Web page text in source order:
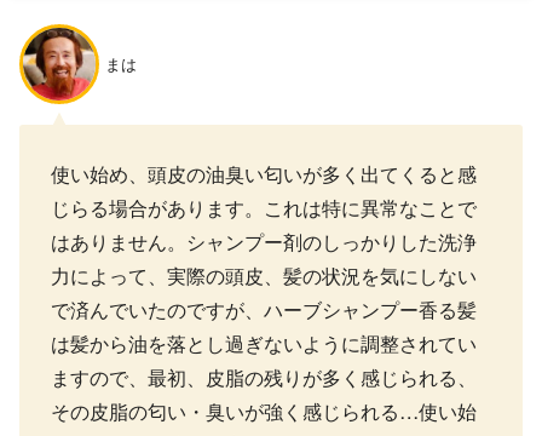
まは
使い始め、頭皮の油臭い匂いが多く出てくると感
じらる場合があります。これは特に異常なことで
はありません。シャンプー剤のしっかりした洗浄
力によって、実際の頭皮、髪の状況を気にしない
で済んでいたのですが、ハーブシャンプー香る髪
は髪から油を落とし過ぎないように調整されてい
ますので、最初、皮脂の残りが多く感じられる、
その皮脂の匂い・臭いが強く感じられる…使い始